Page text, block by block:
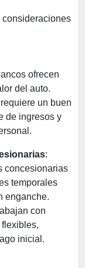
consideraciones
ofrecen
del auto.
un buen
de ingresos y
:
concesionarias
temporales
enganche.
con
inicial.